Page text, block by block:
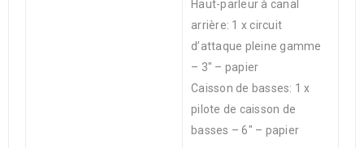
Haut-parleur à canal
arrière: 1 x circuit
d’attaque pleine gamme
– 3″ – papier
Caisson de basses: 1 x
pilote de caisson de
basses – 6″ – papier